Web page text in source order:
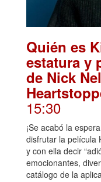
Quién es
estatura y
de Nick
15:30
¡Se acabó la
disfrutar la película
y con ella decir
emocionantes,
catálogo de la